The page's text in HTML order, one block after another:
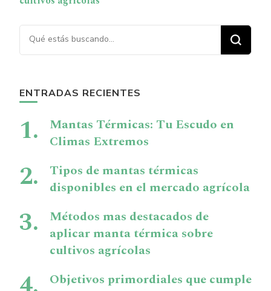
¿Buscas algo?
ENTRADAS RECIENTES
Mantas Térmicas: Tu Escudo en
Climas Extremos
Tipos de mantas térmicas
disponibles en el mercado agrícola
Métodos mas destacados de
aplicar manta térmica sobre
cultivos agrícolas
Objetivos primordiales que cumple